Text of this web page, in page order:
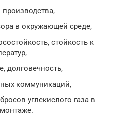
в окружающей среде,
стойкость к
долговечность,
коммуникаций,
углекислого газа в